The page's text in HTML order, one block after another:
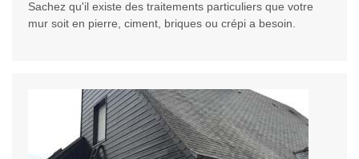
Sachez qu'il existe des traitements particuliers que votre
mur soit en pierre, ciment, briques ou crépi a besoin.